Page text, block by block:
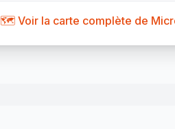
🗺️ Voir la carte complète de